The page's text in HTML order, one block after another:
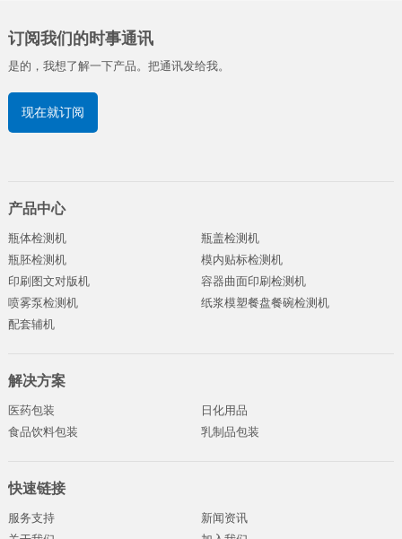
订阅我们的时事通讯
是的，我想了解一下产品。把通讯发给我。
现在就订阅
产品中心
瓶体检测机
瓶盖检测机
瓶胚检测机
模内贴标检测机
印刷图文对版机
容器曲面印刷检测机
喷雾泵检测机
纸浆模塑餐盘餐碗检测机
配套辅机
解决方案
医药包装
日化用品
食品饮料包装
乳制品包装
快速链接
服务支持
新闻资讯